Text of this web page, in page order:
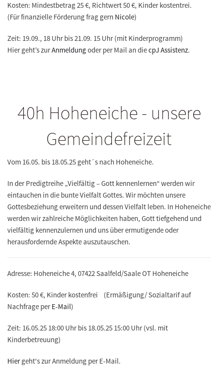
Kosten: Mindestbetrag 25 €, Richtwert 50 €, Kinder kostentrei.
(Für finanzielle Förderung frag gern Nicole)
Zeit: 19.09., 18 Uhr bis 21.09. 15 Uhr (mit Kinderprogramm)
Hier geht’s zurAnmeldungoder per Mail an diecpJ Assistenz.
40h Hoheneiche - unsere
Gemeindefreizeit
Vom 16.05. bis 18.05.25 geht´s nach Hoheneiche.
In der Predigtreihe „Vielfältig – Gott kennenlernen“werden wir
eintauchen in die bunte Vielfalt Gottes. Wir möchten unsere
Gottesbeziehung erweitern und dessen Vielfalt leben. In Hoheneiche
werden wir zahlreiche Möglichkeiten haben, Gott tiefgehend und
vielfältig kennenzulernen und uns über ermutigende oder
herausfordernde Aspekte auszutauschen.
Adresse: Hoheneiche 4, 07422 Saalfeld/Saale OT Hoheneiche
Kosten: 50 €, Kinder kostenfrei (Ermäßigung/ Sozialtarif auf
Nachfrage perE-Mail)
Zeit: 16.05.25 18:00 Uhr bis 18.05.25 15:00 Uhr (vsl. mit
Kinderbetreuung)
Hiergeht's zur Anmeldung per E-Mail.